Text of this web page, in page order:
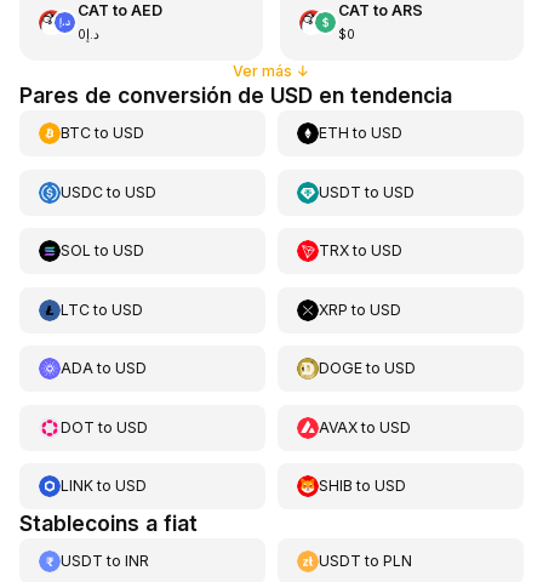
CAT to AED
د.إ0
CAT to ARS
$0
Ver más ↓
Pares de conversión de USD en tendencia
BTCto USD ETH toUSD
USDCto USD USDT toUSD
SOL to USD TRXtoUSD
LTCto USD XRP toUSD
ADAto USD DOGEtoUSD
DOT to USD AVAXtoUSD
LINKto USD SHIB toUSD
Stablecoins a fiat
USDT to INR USDT toPLN